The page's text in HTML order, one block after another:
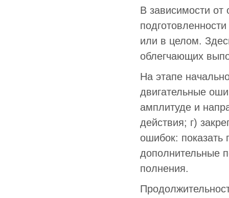
В зависимости от
или в целом.
облегчающих
На этапе
двигательные
амплитуде и
действия; г)
ошибок: показать
дополнительные
полнения.